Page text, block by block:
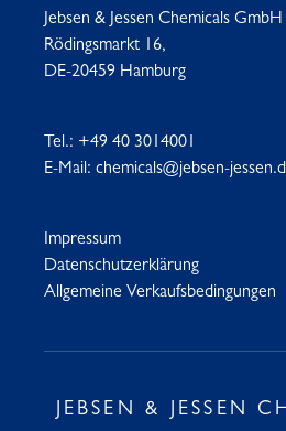
Jebsen & Jessen Chemicals GmbH
Rödingsmarkt 16,
DE-20459 Hamburg
Tel.: +49 40 3014001
E-Mail: chemicals@jebsen-
Impressum
Datenschutzerklärung
Allgemeine Verkaufsbedingungen
JEBSEN & JESSEN